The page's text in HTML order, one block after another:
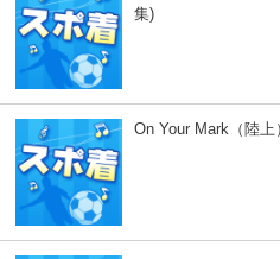
集)
On Your Mark（陸